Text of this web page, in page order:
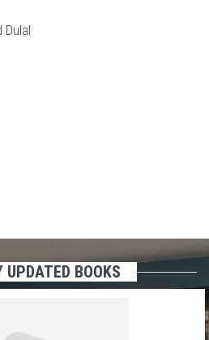
Dulal
UPDATED BOOKS